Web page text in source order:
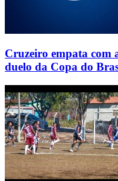
Cruzeiro empata com
duelo da Copa do